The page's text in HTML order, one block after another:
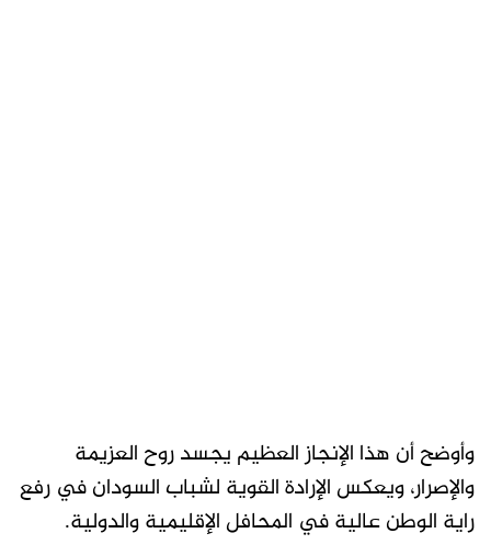
وأوضح أن هذا الإنجاز العظيم يجسد روح العزيمة
والإصرار، ويعكس الإرادة القوية لشباب السودان في رفع
راية الوطن عالية في المحافل الإقليمية والدولية.